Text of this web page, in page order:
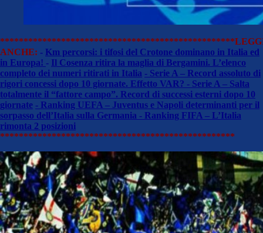
**************************************************
ANCHE: - Km percorsi: i tifosi del Crotone dominano in Italia ed
in Europa! - Il Cosenza ritira la maglia di Bergamini. L’elenco
completo dei numeri ritirati in Italia - Serie A – Record assoluto di
rigori concessi dopo 10 giornate. Effetto VAR? - Serie A – Salta
totalmente il “fattore campo”. Record di successi esterni dopo 10
giornate - Ranking UEFA – Juventus e Napoli determinanti per il
sorpasso dell’Italia sulla Germania - Ranking FIFA – L’Italia
rimonta 2 posizioni
**************************************************